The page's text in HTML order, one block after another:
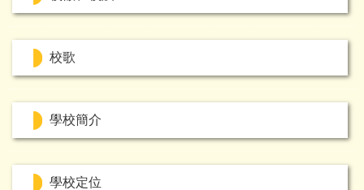
校歌
學校簡介
學校定位